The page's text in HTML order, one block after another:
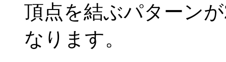
頂点を結ぶパターン
なります。